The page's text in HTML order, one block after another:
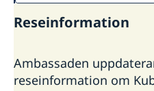
Reseinformation
Ambassaden
reseinformation om